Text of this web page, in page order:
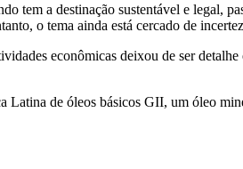
tem a destinação sustentável e legal,
o tema ainda está cercado de
econômicas deixou de ser
de óleos básicos GII, um óleo